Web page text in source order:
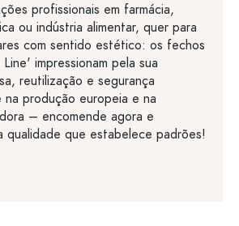
profissionais em farmácia,
ou indústria alimentar, quer para
com sentido estético: os fechos
impressionam pela sua
reutilização e segurança
produção europeia e na
– encomende agora e
qualidade que estabelece padrões!